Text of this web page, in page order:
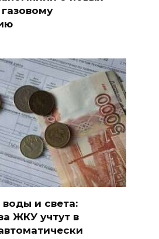
и света:
ЖКУ учтут в